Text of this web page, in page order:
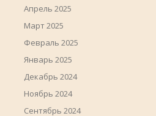
Апрель 2025
Март 2025
Февраль 2025
Январь 2025
Декабрь 2024
Ноябрь 2024
Сентябрь 2024